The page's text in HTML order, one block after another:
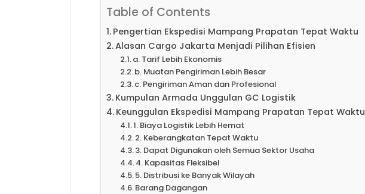
Table of Contents
Pengertian Ekspedisi Mampang Prapatan Tepat Waktu
Alasan Cargo Jakarta Menjadi Pilihan Efisien
a. Tarif Lebih Ekonomis
b. Muatan Pengiriman Lebih Besar
c. Pengiriman Aman dan Profesional
Kumpulan Armada Unggulan GC Logistik
Keunggulan Ekspedisi Mampang Prapatan Tepat Waktu
1. Biaya Logistik Lebih Hemat
2. Keberangkatan Tepat Waktu
3. Dapat Digunakan oleh Semua Sektor Usaha
4. Kapasitas Fleksibel
5. Distribusi ke Banyak Wilayah
Barang Dagangan